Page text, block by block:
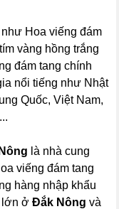
Hoa viếng đám
vàng hồng trắng
đám tang chính
nổi tiếng như Nhật
Quốc, Việt Nam,
là nhà cung
viếng đám tang
hàng nhập khẩu
lớn ởĐắk Nông và